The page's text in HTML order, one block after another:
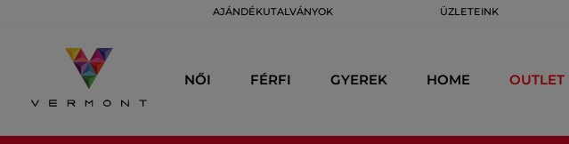
AJÁNDÉKUTALVÁNYOK ÜZLETEINK
NŐI FÉRFI GYEREK HOME OUTLET